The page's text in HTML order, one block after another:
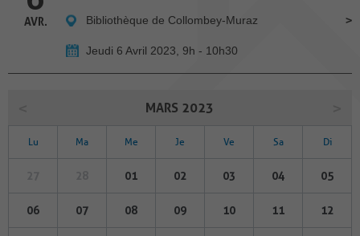
AVR. Bibliothèque de Collombey-Muraz
Jeudi 6 Avril 2023, 9h - 10h30
MARS 2023
Lu Ma Me Je Ve Sa Di
01 02 03 04 05
06 07 08 09 10 11 12